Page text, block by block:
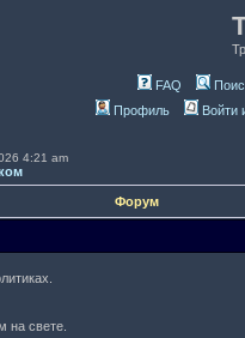
FAQ
Профиль
Войти
4:21 am
Форум
на свете.